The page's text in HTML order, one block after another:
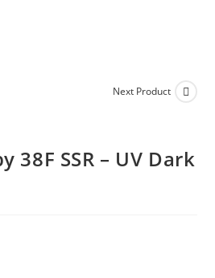
Next Product
38F SSR – UV Dark